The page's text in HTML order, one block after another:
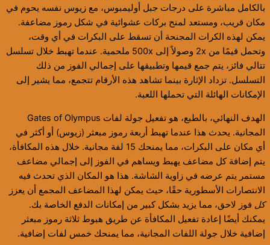
بالكامل مباشرة على درجات جبل أوليمبوس، مع زيوس نفسه يحوم في
مكان قريب، ومستعد لمنح بركات عشوائية في شكل رموز مضاعفة.
يمكن لهذه الكرات المجنحة أن تسقط على البكرات في أي وقت،
وتحمل قيمًا من 2x وصولاً إلى 500x ملحمية. عندما تهبط خلال تسلسل
تتالي فائز، يتم جمع قيمها وتطبيقها على إجمالي الفوز من ذلك
التسلسل. تزداد الإثارة بينما تشاهد هذه الأرقام تتجمع، مما يشير إلى
الإمكانات الهائلة التي تحملها اللعبة.
الهدف النهائي، بالطبع، هو تفعيل جولة لفات Gates of Olympus
المجانية. يحدث هذا عندما تهبط أربعة رموز مبعثر (زيوس) أو أكثر في
أي مكان على البكرات، مما يمنحك 15 لفة مجانية. خلال هذه المكافأة،
يتم إضافة كل مضاعف يهبط ويساهم في الفوز إلى إجمالي مضاعف
مستمر يتم عرضه في زاوية الشاشة. هذا هو المكان الذي تحدث فيه
الانتصارات الأسطورية حقًا، حيث يمكن لهذا المضاعف المجمع أن يعزز
كل فوز لاحق، مما يزيد بشكل كبير من إمكانات الدفع الخاصة بك.
يمكنك أيضًا إعادة تفعيل المكافأة عن طريق هبوط ثلاثة رموز مبعثر
إضافية خلال جولة اللفات المجانية، مما يمنحك خمس لفات إضافية.